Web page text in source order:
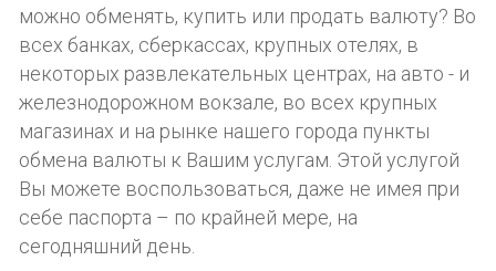
можно обменять, купить или продать валюту? Во
всех банках, сберкассах, крупных отелях, в
некоторых развлекательных центрах, на авто - и
железнодорожном вокзале, во всех крупных
магазинах и на рынке нашего города пункты
обмена валюты к Вашим услугам. Этой услугой
Вы можете воспользоваться, даже не имея при
себе паспорта – по крайней мере, на
сегодняшний день.